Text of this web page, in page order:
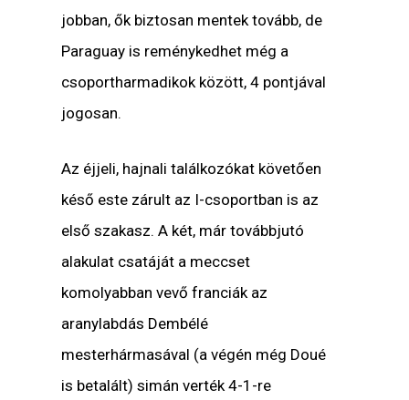
jobban, ők biztosan mentek tovább, de
Paraguay is reménykedhet még a
csoportharmadikok között, 4 pontjával
jogosan.
Az éjjeli, hajnali találkozókat követően
késő este zárult az I-csoportban is az
első szakasz. A két, már továbbjutó
alakulat csatáját a meccset
komolyabban vevő franciák az
aranylabdás Dembélé
mesterhármasával (a végén még Doué
is betalált) simán verték 4-1-re